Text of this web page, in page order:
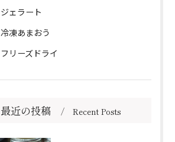
ジェラート
冷凍あまおう
フリーズドライ
最近の投稿 Recent Posts